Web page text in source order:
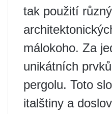
tak použití
málokoho. Za
unikátních
pergolu. Toto
italštiny a